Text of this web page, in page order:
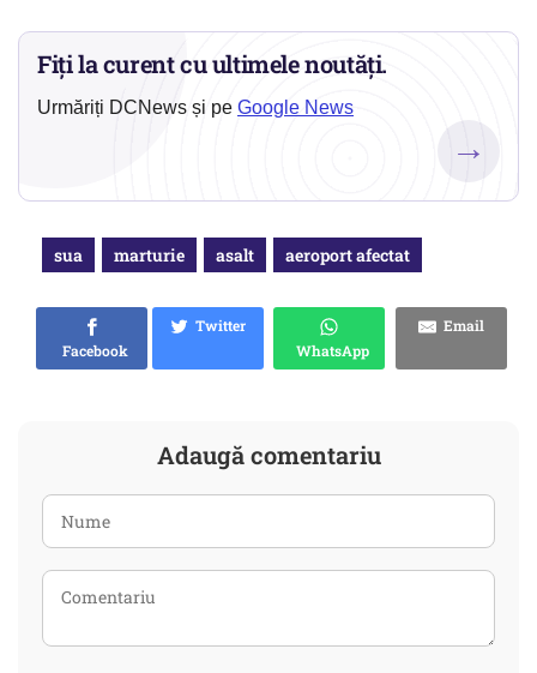
Fiți la curent cu ultimele noutăți.
Urmăriți DCNews și pe Google News
→
sua marturie asalt aeroport afectat
Facebook
Twitter
WhatsApp
Email
Adaugă comentariu